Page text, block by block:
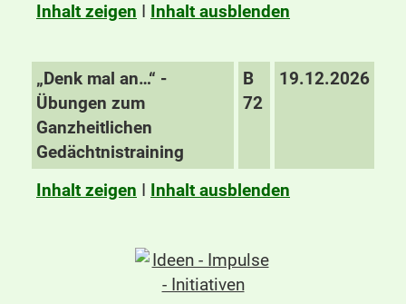
Inhalt zeigen I Inhalt ausblenden
„Denk mal an…“ -
Übungen zum
Ganzheitlichen
Gedächtnistraining
B
72
19.12.2026
Inhalt zeigen I Inhalt ausblenden